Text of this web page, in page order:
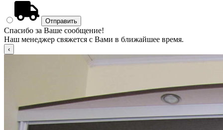
Спасибо за Ваше сообщение!
Наш менеджер свяжется с Вами в ближайшее время.